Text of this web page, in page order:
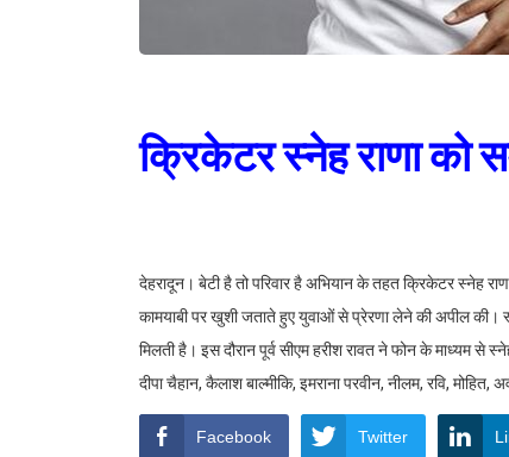
क्रिकेटर स्नेह राणा को
देहरादून। बेटी है तो परिवार है अभियान के तहत क्रिकेटर स्नेह
कामयाबी पर खुशी जताते हुए युवाओं से प्रेरणा लेने की अपील की।
मिलती है। इस दौरान पूर्व सीएम हरीश रावत ने फोन के माध्यम से
दीपा चैहान, कैलाश बाल्मीकि, इमराना परवीन, नीलम, रवि,
Facebook Twitter